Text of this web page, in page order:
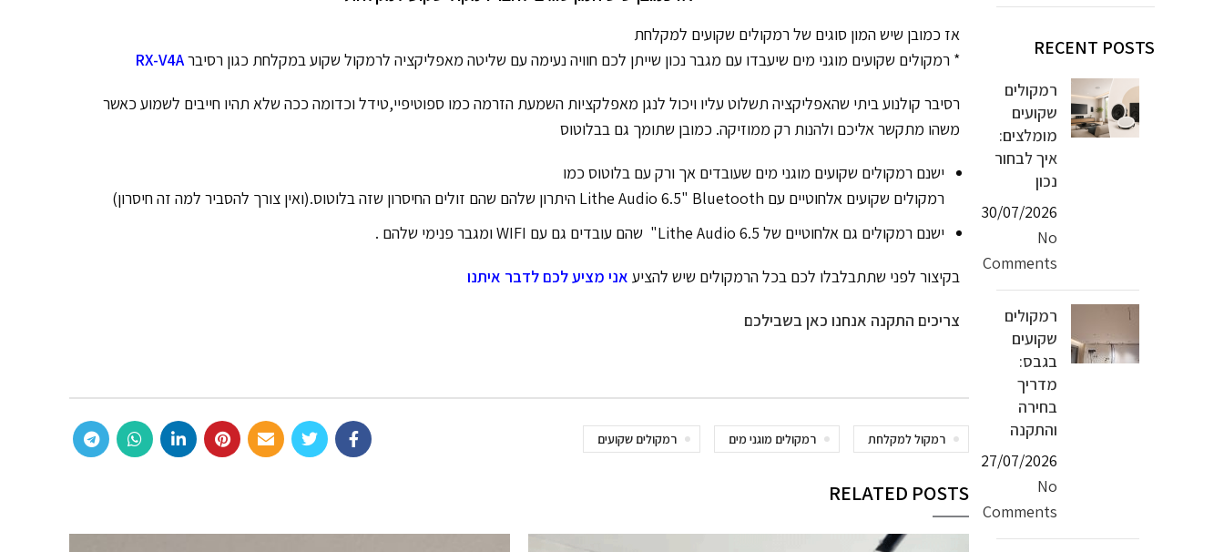
אז כמובן שיש המון סוגים של רמקולים שקועים למקלחת
* רמקולים שקועים מוגני מים שיעבדו עם מגבר נכון שייתן לכם חוויה נעימה עם שליטה מאפליקציה לרמקול שקוע במקלחת כגון רסיברRX-V4A
רסיבר קולנוע ביתי שהאפליקציה תשלוט עליו ויכול לנגן מאפלקציות השמעת הזרמה כמו ספוטיפיי,טידל וכדומה ככה שלא תהיו חייבים לשמוע כאשר
משהו מתקשר אליכם ולהנות רק ממוזיקה. כמובן שתומך גם בבלוטוס
ישנם רמקולים שקועים מוגני מים שעובדים אך ורק עם בלוטוס כמו
רמקולים שקועים אלחוטיים עם Lithe Audio 6.5" Bluetooth היתרון שלהם שהם זולים החיסרון שזה בלוטוס.(ואין צורך להסביר למה זה חיסרון)
ישנם רמקולים גם אלחוטיים של Lithe Audio 6.5" שהם עובדים גם עם WIFI ומגבר פנימי שלהם .
בקיצור לפני שתתבלבלו לכם בכל הרמקולים שיש להציע אני מציע לכם לדבר איתנו
צריכים התקנה אנחנו כאן בשבילכם
רמקול למקלחת רמקולים מוגני מים רמקולים שקועים
RELATED POSTS
RECENT POSTS
רמקולים
שקועים
מומלצים:
איך לבחור
נכון
30/07/2026
No
Comments
רמקולים
שקועים
בגבס:
מדריך
בחירה
והתקנה
27/07/2026
No
Comments